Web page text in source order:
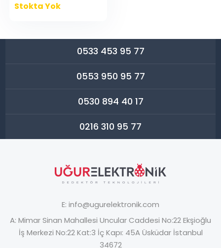
Stokta Yok
0533 453 95 77
0553 950 95 77
0530 894 40 17
0216 310 95 77
E: info@ugurelektronik.com
A: Mimar Sinan Mahallesi Uncular Caddesi No:22 Ekşioğlu
İş Merkezi No:22 Kat:3 İç Kapı: 45A Üsküdar İstanbul
34672